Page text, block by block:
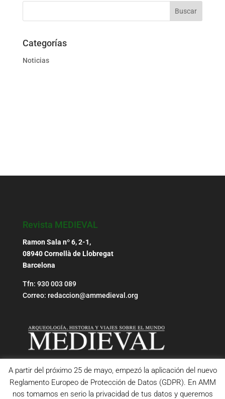
Categorías
Noticias
Revista MEDIEVAL
Ramon Sala nº 6, 2-1,
08940 Cornellà de Llobregat
Barcelona
Tfn: 930 003 089
Correo: redaccion@ammedieval.org
A partir del próximo 25 de mayo, empezó la aplicación del nuevo
Reglamento Europeo de Protección de Datos (GDPR). En AMM
nos tomamos en serio la privacidad de tus datos y queremos